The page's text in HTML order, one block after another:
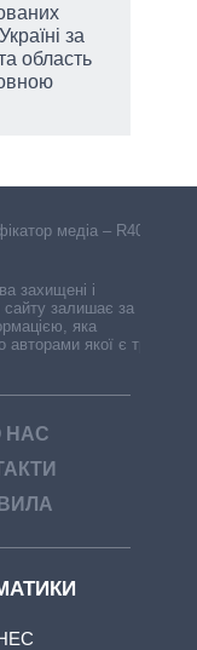
за
область
медіа – R40-
захищені і
сайту залишає за
яка
якої є треті
НАС